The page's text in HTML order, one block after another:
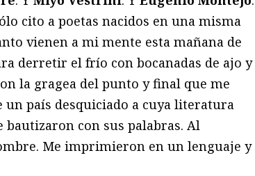
cito a poetas nacidos en una misma
vienen a mi mente esta mañana de
derretir el frío con bocanadas de ajo y
la gragea del punto y final que me
un país desquiciado a cuya literatura
bautizaron con sus palabras. Al
Me imprimieron en un lenguaje y